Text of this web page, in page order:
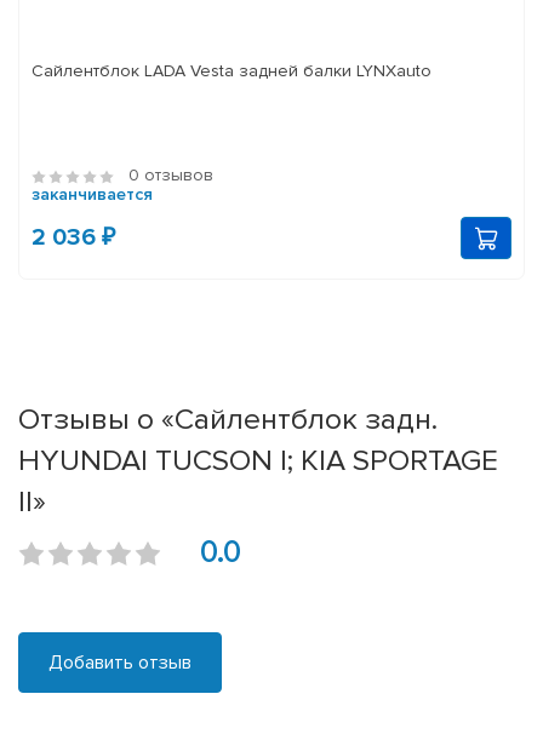
Сайлентблок LADA Vesta задней балки LYNXauto
0 отзывов
заканчивается
2 036 ₽
Отзывы о «Сайлентблок задн.
HYUNDAI TUCSON I; KIA SPORTAGE
II»
0.0
Добавить отзыв